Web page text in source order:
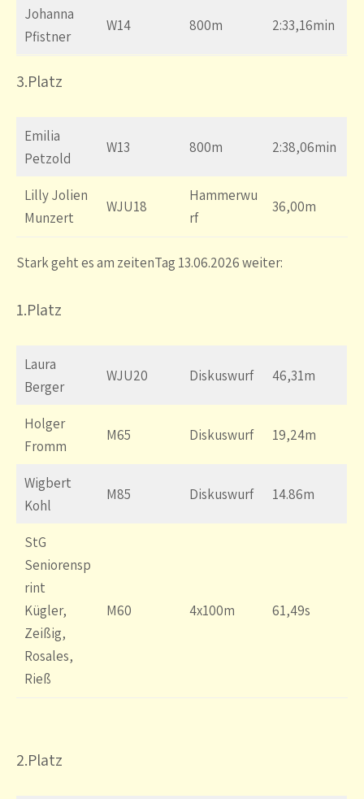
Johanna
Pfistner
W14 800m 2:33,16min
3.Platz
Emilia
Petzold
W13 800m 2:38,06min
Lilly Jolien
Munzert
WJU18
Hammerwu
rf
36,00m
Stark geht es am zeitenTag 13.06.2026 weiter:
1.Platz
Laura
Berger
WJU20 Diskuswurf 46,31m
Holger
Fromm
M65 Diskuswurf 19,24m
Wigbert
Kohl
M85 Diskuswurf 14.86m
StG
Seniorensp
rint
Kügler,
Zeißig,
Rosales,
Rieß
M60 4x100m 61,49s
2.Platz